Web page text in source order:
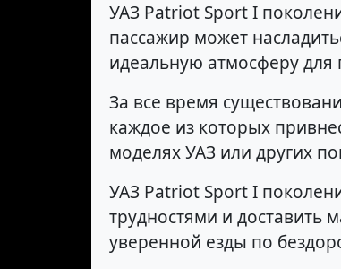
УАЗ Patriot Sport I
пассажир может
идеальную атмосферу для
За все время
каждое из которых
моделях УАЗ или других
УАЗ Patriot Sport I
трудностями и доставить
уверенной езды по